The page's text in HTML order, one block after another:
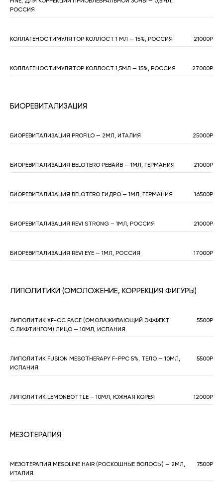
РОССИЯ
КОЛЛАГЕНОСТИМУЛЯТОР КОЛЛОСТ 1 МЛ — 15%, РОССИЯ 21000Р
КОЛЛАГЕНОСТИМУЛЯТОР КОЛЛОСТ 1,5МЛ — 15%, РОССИЯ 27000Р
БИОРЕВИТАЛИЗАЦИЯ
БИОРЕВИТАЛИЗАЦИЯ PROFILO — 2МЛ, ИТАЛИЯ 25000Р
БИОРЕВИТАЛИЗАЦИЯ BELOTERO РЕВАЙВ — 1МЛ, ГЕРМАНИЯ 21000Р
БИОРЕВИТАЛИЗАЦИЯ BELOTERO ГИДРО — 1МЛ, ГЕРМАНИЯ 16500Р
БИОРЕВИТАЛИЗАЦИЯ REVI STRONG – 1МЛ, РОССИЯ 21000Р
БИОРЕВИТАЛИЗАЦИЯ REVI EYE — 1МЛ, РОССИЯ 17000Р
ЛИПОЛИТИКИ (ОМОЛОЖЕНИЕ, КОРРЕКЦИЯ ФИГУРЫ)
ЛИПОЛИТИК XF-CC FACE (ОМОЛАЖИВАЮЩИЙ ЭФФЕКТ
С ЛИФТИНГОМ) ЛИЦО — 10МЛ, ИСПАНИЯ
5500Р
ЛИПОЛИТИК FUSION MESOTHERAPY F-PPC 5%, ТЕЛО — 10МЛ,
ИСПАНИЯ
5500Р
ЛИПОЛИТИК LEMONBOTTLE – 10МЛ, ЮЖНАЯ КОРЕЯ 12000Р
МЕЗОТЕРАПИЯ
МЕЗОТЕРАПИЯ MESOLINE HAIR (РОСКОШНЫЕ ВОЛОСЫ) — 2МЛ,
ИТАЛИЯ
7500Р